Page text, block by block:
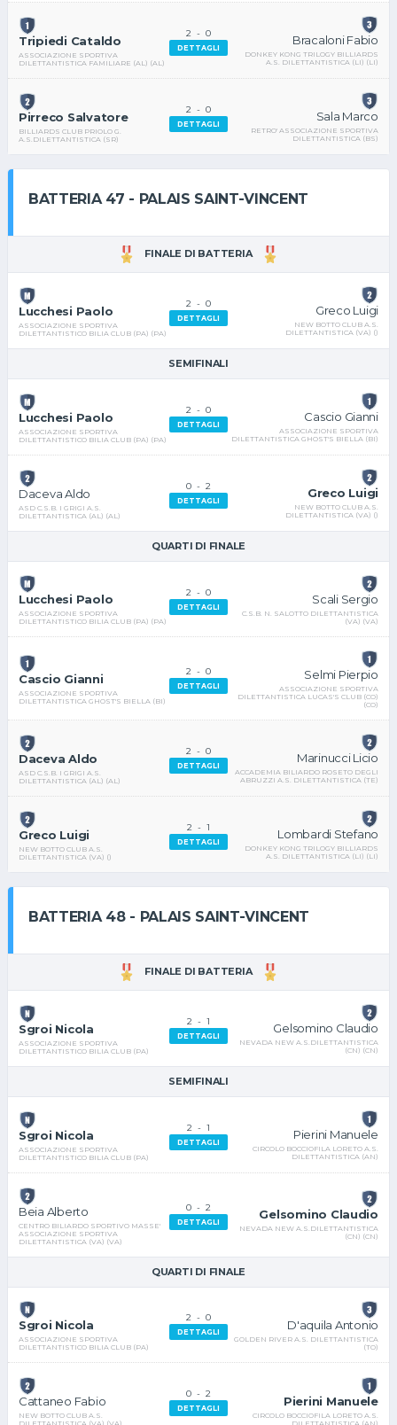
Tripiedi Cataldo
ASSOCIAZIONE SPORTIVA
DILETTANTISTICA FAMILIARE (AL) (AL)
2- 0
DETTAGLI
Bracaloni Fabio
DONKEY KONG TRILOGY BILLIARDS
A.S. DILETTANTISTICA (LI) (LI)
Pirreco Salvatore
BILLIARDS CLUB PRIOLO G.
A.S.DILETTANTISTICA (SR)
2- 0
DETTAGLI
Sala Marco
RETRO' ASSOCIAZIONE SPORTIVA
DILETTANTISTICA (BS)
BATTERIA 47 - PALAIS SAINT-VINCENT
FINALE DI BATTERIA
Lucchesi Paolo
ASSOCIAZIONE SPORTIVA
DILETTANTISTICO BILIA CLUB (PA) (PA)
2- 0
DETTAGLI
Greco Luigi
NEW BOTTO CLUB A.S.
DILETTANTISTICA (VA) ()
SEMIFINALI
Lucchesi Paolo
ASSOCIAZIONE SPORTIVA
DILETTANTISTICO BILIA CLUB (PA) (PA)
2- 0
DETTAGLI
Cascio Gianni
ASSOCIAZIONE SPORTIVA
DILETTANTISTICA GHOST'S BIELLA (BI)
Daceva Aldo
ASD C.S.B. I GRIGI A.S.
DILETTANTISTICA (AL) (AL)
0- 2
DETTAGLI
Greco Luigi
NEW BOTTO CLUB A.S.
DILETTANTISTICA (VA) ()
QUARTI DI FINALE
Lucchesi Paolo
ASSOCIAZIONE SPORTIVA
DILETTANTISTICO BILIA CLUB (PA) (PA)
2 - 0
DETTAGLI
Scali Sergio
C.S.B. N. SALOTTO DILETTANTISTICA
(VA) (VA)
Cascio Gianni
ASSOCIAZIONE SPORTIVA
DILETTANTISTICA GHOST'S BIELLA (BI)
2- 0
DETTAGLI
Selmi Pierpio
ASSOCIAZIONE SPORTIVA
DILETTANTISTICA LUCAS'S CLUB (CO)
(CO)
Daceva Aldo
ASD C.S.B. I GRIGI A.S.
DILETTANTISTICA (AL) (AL)
2- 0
DETTAGLI
Marinucci Licio
ACCADEMIA BILIARDO ROSETO DEGLI
ABRUZZI A.S. DILETTANTISTICA (TE)
Greco Luigi
NEW BOTTO CLUB A.S.
DILETTANTISTICA (VA) ()
2- 1
DETTAGLI
Lombardi Stefano
DONKEY KONG TRILOGY BILLIARDS
A.S. DILETTANTISTICA (LI) (LI)
BATTERIA 48 - PALAIS SAINT-VINCENT
FINALE DI BATTERIA
Sgroi Nicola
ASSOCIAZIONE SPORTIVA
DILETTANTISTICO BILIA CLUB (PA)
2- 1
DETTAGLI
Gelsomino Claudio
NEVADA NEW A.S.DILETTANTISTICA
(CN) (CN)
SEMIFINALI
Sgroi Nicola
ASSOCIAZIONE SPORTIVA
DILETTANTISTICO BILIA CLUB (PA)
2- 1
DETTAGLI
Pierini Manuele
CIRCOLO BOCCIOFILA LORETO A.S.
DILETTANTISTICA (AN)
Beia Alberto
CENTRO BILIARDO SPORTIVO MASSE'
ASSOCIAZIONE SPORTIVA
DILETTANTISTICA (VA) (VA)
0- 2
DETTAGLI
Gelsomino Claudio
NEVADA NEW A.S.DILETTANTISTICA
(CN) (CN)
QUARTI DI FINALE
Sgroi Nicola
ASSOCIAZIONE SPORTIVA
DILETTANTISTICO BILIA CLUB (PA)
2- 0
DETTAGLI
D'aquila Antonio
GOLDEN RIVER A.S. DILETTANTISTICA
(TO)
Cattaneo Fabio
NEW BOTTO CLUB A.S.
0- 2
DETTAGLI
Pierini Manuele
CIRCOLO BOCCIOFILA LORETO A.S.
DILETTANTISTICA (AN)